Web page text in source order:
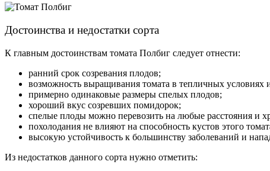
Достоинства и недостатки сорта
К главным достоинствам томата Полбиг следует отнести:
ранний срок созревания плодов;
возможность выращивания томата в тепличных условиях
примерно одинаковые размеры спелых плодов;
хороший вкус созревших помидорок;
спелые плоды можно перевозить на любые расстояния и
похолодания не влияют на способность кустов этого
высокую устойчивость к большинству заболеваний и
Из недостатков данного сорта нужно отметить: